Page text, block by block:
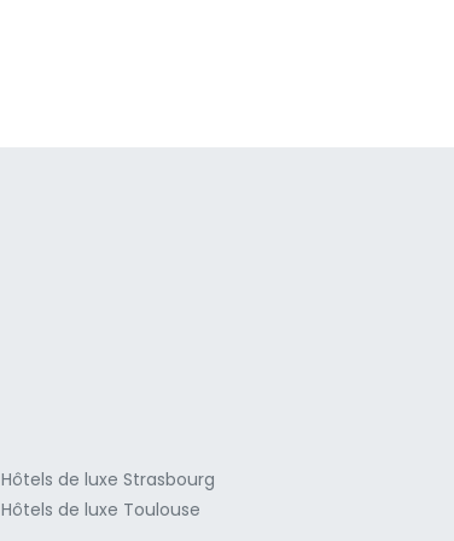
Hôtels de luxe Strasbourg
Hôtels de luxe Toulouse